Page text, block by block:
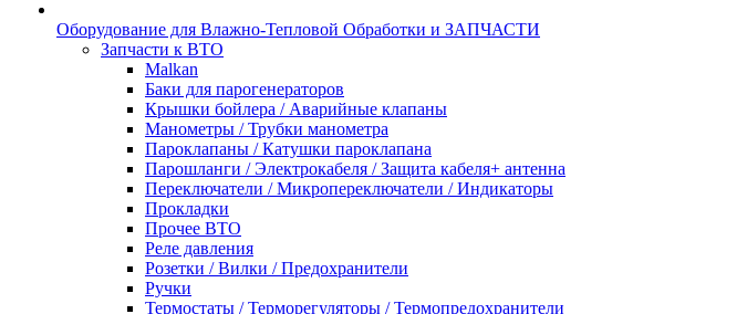
Оборудование для Влажно-Тепловой Обработки и ЗАПЧАСТИ
Запчасти к ВТО
Malkan
Баки для парогенераторов
Крышки бойлера / Аварийные клапаны
Манометры / Трубки манометра
Пароклапаны / Катушки пароклапана
Парошланги / Электрокабеля / Защита кабеля+ антенна
Переключатели / Микропереключатели / Индикаторы
Прокладки
Прочее ВТО
Реле давления
Розетки / Вилки / Предохранители
Ручки
Термостаты / Терморегуляторы / Термопредохранители